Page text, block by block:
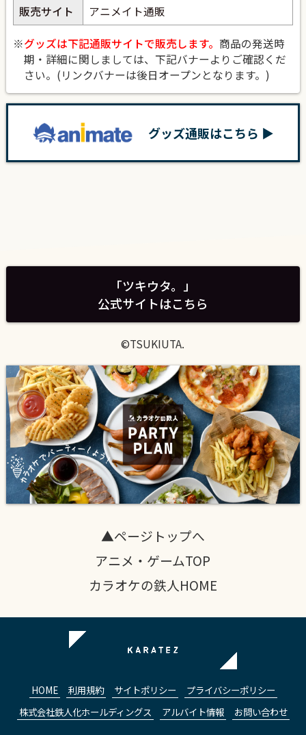
販売サイト
アニメイト通販
※グッズは下記通販サイトで販売します。 商品の発送時
期・詳細に関しましては、下記バナーよりご確認くだ
さい。(リンクバナーは後日オープンとなります。)
グッズ通販はこちら ▶
「ツキウタ。」
公式サイトはこちら
©TSUKIUTA.
▲ページトップへ
アニメ・ゲームTOP
カラオケの鉄人HOME
HOME 利用規約 サイトポリシー
プライバシーポリシー
株式会社鉄人化ホールディングス
アルバイト情報 お問い合わせ